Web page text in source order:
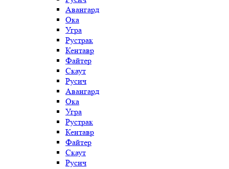
Авангард
Ока
Угра
Рустрак
Кентавр
Файтер
Скаут
Русич
Авангард
Ока
Угра
Рустрак
Кентавр
Файтер
Скаут
Русич